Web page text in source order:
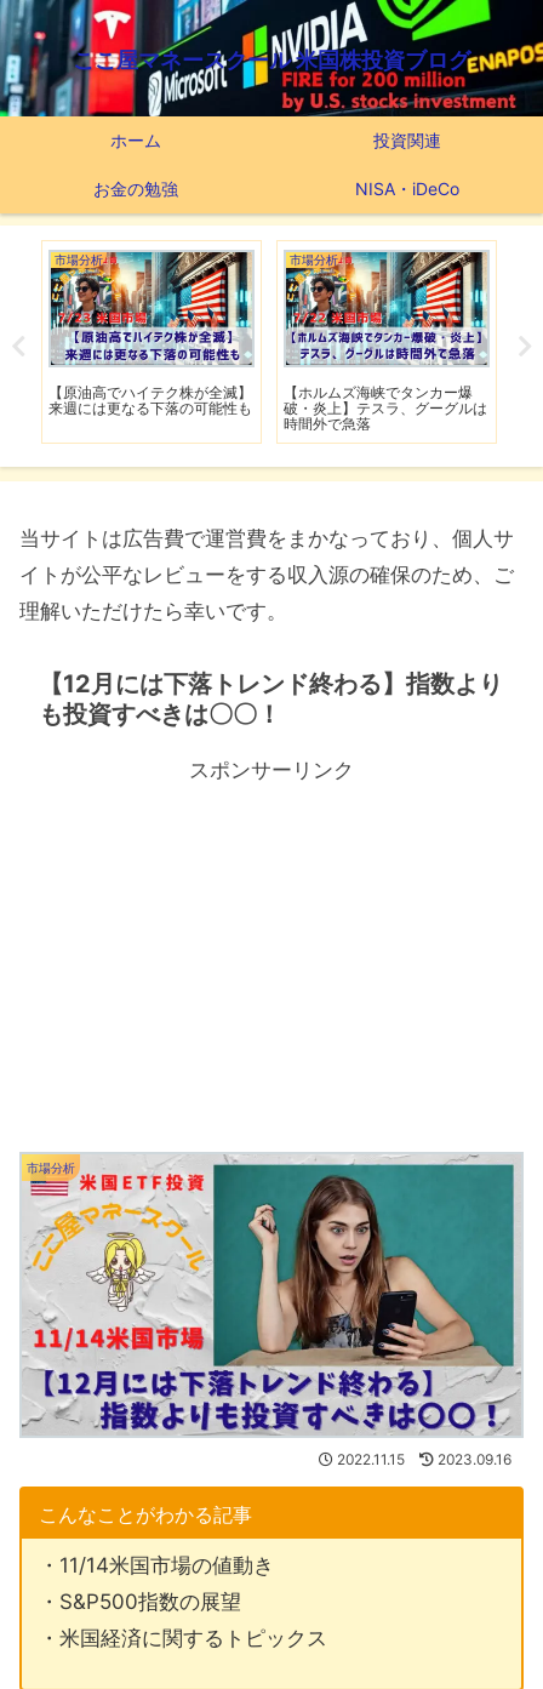
ここ屋マネースクール 米国株投資ブログ
ホーム 投資関連
お金の勉強 NISA・iDeCo
市場分析
【スーパーマイクロ時間外で爆
上げ】4日ぶりの反発はダマし
つみたてNISA
【新NISAの投資先はこれだ】
つみたてNISA63ヶ月間の運用
実績
当サイトは広告費で運営費をまかなっており、個人サ
イトが公平なレビューをする収入源の確保のため、ご
理解いただけたら幸いです。
【12月には下落トレンド終わる】指数より
も投資すべきは〇〇！
スポンサーリンク
市場分析
2022.11.15 2023.09.16
こんなことがわかる記事
・11/14米国市場の値動き
・S&P500指数の展望
・米国経済に関するトピックス